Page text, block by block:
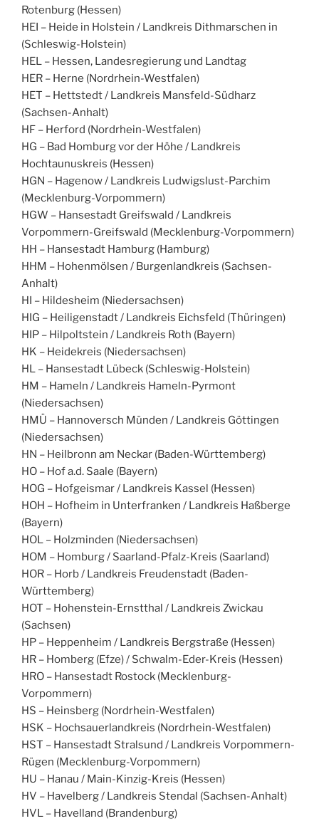
Rotenburg (Hessen)
HEI – Heide in Holstein / Landkreis Dithmarschen in
(Schleswig-Holstein)
HEL – Hessen, Landesregierung und Landtag
HER – Herne (Nordrhein-Westfalen)
HET – Hettstedt / Landkreis Mansfeld-Südharz
(Sachsen-Anhalt)
HF – Herford (Nordrhein-Westfalen)
HG – Bad Homburg vor der Höhe / Landkreis
Hochtaunuskreis (Hessen)
HGN – Hagenow / Landkreis Ludwigslust-Parchim
(Mecklenburg-Vorpommern)
HGW – Hansestadt Greifswald / Landkreis
Vorpommern-Greifswald (Mecklenburg-Vorpommern)
HH – Hansestadt Hamburg (Hamburg)
HHM – Hohenmölsen / Burgenlandkreis (Sachsen-
Anhalt)
HI – Hildesheim (Niedersachsen)
HIG – Heiligenstadt / Landkreis Eichsfeld (Thüringen)
HIP – Hilpoltstein / Landkreis Roth (Bayern)
HK – Heidekreis (Niedersachsen)
HL – Hansestadt Lübeck (Schleswig-Holstein)
HM – Hameln / Landkreis Hameln-Pyrmont
(Niedersachsen)
HMÜ – Hannoversch Münden / Landkreis Göttingen
(Niedersachsen)
HN – Heilbronn am Neckar (Baden-Württemberg)
HO – Hof a.d. Saale (Bayern)
HOG – Hofgeismar / Landkreis Kassel (Hessen)
HOH – Hofheim in Unterfranken / Landkreis Haßberge
(Bayern)
HOL – Holzminden (Niedersachsen)
HOM – Homburg / Saarland-Pfalz-Kreis (Saarland)
HOR – Horb / Landkreis Freudenstadt (Baden-
Württemberg)
HOT – Hohenstein-Ernstthal / Landkreis Zwickau
(Sachsen)
HP – Heppenheim / Landkreis Bergstraße (Hessen)
HR – Homberg (Efze) / Schwalm-Eder-Kreis (Hessen)
HRO – Hansestadt Rostock (Mecklenburg-
Vorpommern)
HS – Heinsberg (Nordrhein-Westfalen)
HSK – Hochsauerlandkreis (Nordrhein-Westfalen)
HST – Hansestadt Stralsund / Landkreis Vorpommern-
Rügen (Mecklenburg-Vorpommern)
HU – Hanau / Main-Kinzig-Kreis (Hessen)
HV – Havelberg / Landkreis Stendal (Sachsen-Anhalt)
HVL – Havelland (Brandenburg)